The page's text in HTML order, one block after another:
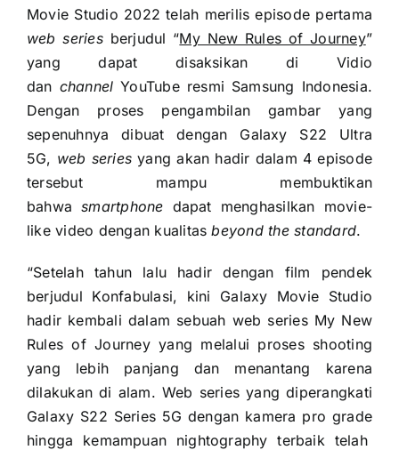
Movie Studio 2022 telah merilis episode pertama
web seriesberjudul “My New Rules of Journey”
yang dapat disaksikan di Vidio
dan channel YouTube resmi Samsung Indonesia.
Dengan proses pengambilan gambar yang
sepenuhnya dibuat dengan Galaxy S22 Ultra
5G, web series yang akan hadir dalam 4 episode
tersebut mampu membuktikan
bahwasmartphone dapat menghasilkan movie-
like video dengan kualitasbeyond the standard.
“Setelah tahun lalu hadir dengan film pendek
berjudul Konfabulasi, kini Galaxy Movie Studio
hadir kembali dalam sebuah web series My New
Rules of Journey yang melalui proses shooting
yang lebih panjang dan menantang karena
dilakukan di alam. Web series yang diperangkati
Galaxy S22 Series 5G dengan kamera pro grade
hingga kemampuan nightography terbaik telah